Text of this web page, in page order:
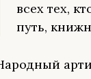
всех тех,
путь,